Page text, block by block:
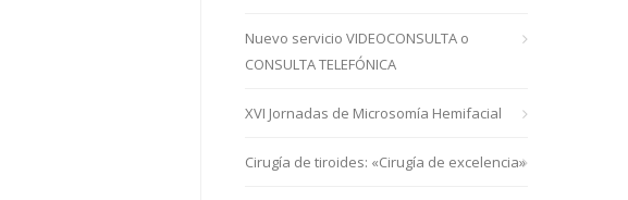
Nuevo servicio VIDEOCONSULTA o
CONSULTA TELEFÓNICA
XVI Jornadas de Microsomía Hemifacial
Cirugía de tiroides: «Cirugía de excelencia»